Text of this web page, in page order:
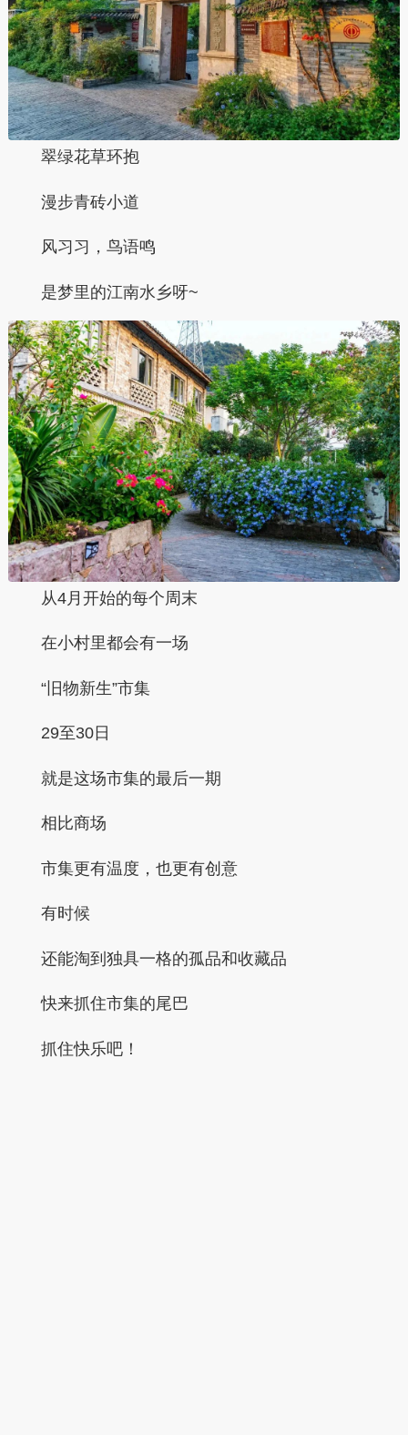
翠绿花草环抱
漫步青砖小道
风习习，鸟语鸣
是梦里的江南水乡呀~
从4月开始的每个周末
在小村里都会有一场
“旧物新生”市集
29至30日
就是这场市集的最后一期
相比商场
市集更有温度，也更有创意
有时候
还能淘到独具一格的孤品和收藏品
快来抓住市集的尾巴
抓住快乐吧！